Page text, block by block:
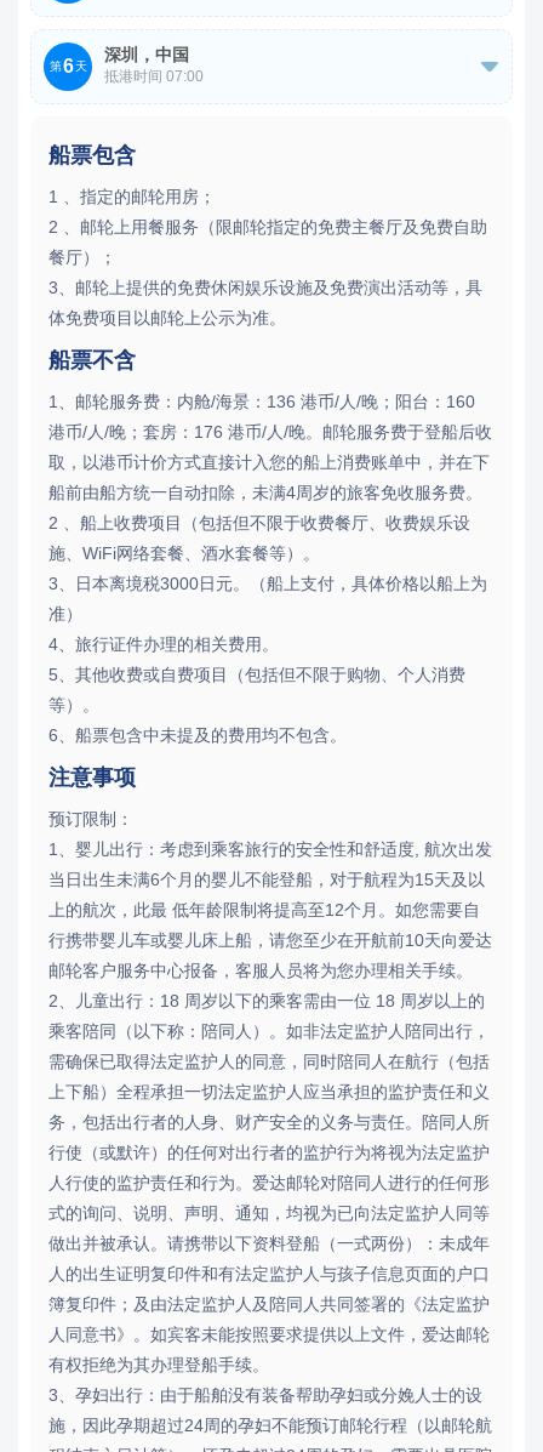
第6天
深圳，中国
抵港时间 07:00

行李，办理离船手续，期待与您再次相遇。
码头地址：深圳市南山区海运路1号
船票包含
1 、指定的邮轮用房；
2 、邮轮上用餐服务（限邮轮指定的免费主餐厅及免费自助
餐厅）；
3、邮轮上提供的免费休闲娱乐设施及免费演出活动等，具
体免费项目以邮轮上公示为准。
船票不含
1、邮轮服务费：内舱/海景：136 港币/人/晚；阳台：160
港币/人/晚；套房：176 港币/人/晚。邮轮服务费于登船后收
取，以港币计价方式直接计入您的船上消费账单中，并在下
船前由船方统一自动扣除，未满4周岁的旅客免收服务费。
2 、船上收费项目（包括但不限于收费餐厅、收费娱乐设
施、WiFi网络套餐、酒水套餐等）。
3、日本离境税3000日元。（船上支付，具体价格以船上为
准）
4、旅行证件办理的相关费用。
5、其他收费或自费项目（包括但不限于购物、个人消费
等）。
6、船票包含中未提及的费用均不包含。
注意事项
预订限制：
1、婴儿出行：考虑到乘客旅行的安全性和舒适度, 航次出发
当日出生未满6个月的婴儿不能登船，对于航程为15天及以
上的航次，此最 低年龄限制将提高至12个月。如您需要自
行携带婴儿车或婴儿床上船，请您至少在开航前10天向爱达
邮轮客户服务中心报备，客服人员将为您办理相关手续。
2、儿童出行：18 周岁以下的乘客需由一位 18 周岁以上的
乘客陪同（以下称：陪同人）。如非法定监护人陪同出行，
需确保已取得法定监护人的同意，同时陪同人在航行（包括
上下船）全程承担一切法定监护人应当承担的监护责任和义
务，包括出行者的人身、财产安全的义务与责任。陪同人所
行使（或默许）的任何对出行者的监护行为将视为法定监护
人行使的监护责任和行为。爱达邮轮对陪同人进行的任何形
式的询问、说明、声明、通知，均视为已向法定监护人同等
做出并被承认。请携带以下资料登船（一式两份）：未成年
人的出生证明复印件和有法定监护人与孩子信息页面的户口
簿复印件；及由法定监护人及陪同人共同签署的《法定监护
人同意书》。如宾客未能按照要求提供以上文件，爱达邮轮
有权拒绝为其办理登船手续。
3、孕妇出行：由于船舶没有装备帮助孕妇或分娩人士的设
施，因此孕期超过24周的孕妇不能预订邮轮行程（以邮轮航